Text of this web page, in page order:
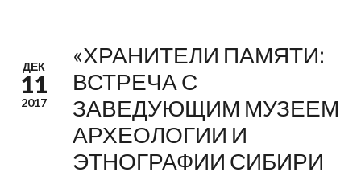
ДЕК
11
2017
«ХРАНИТЕЛИ ПАМЯТИ:
ВСТРЕЧА С
ЗАВЕДУЮЩИМ МУЗЕЕМ
АРХЕОЛОГИИ И
ЭТНОГРАФИИ СИБИРИ